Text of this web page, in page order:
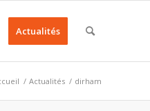
Actualités
/ Actualités / dirham